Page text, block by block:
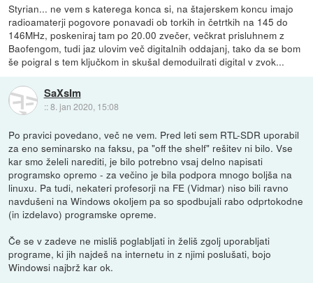
Styrian... ne vem s katerega konca si, na štajerskem koncu imajo
radioamaterji pogovore ponavadi ob torkih in četrtkih na 145 do
146MHz, poskeniraj tam po 20.00 zvečer, večkrat prisluhnem z
Baofengom, tudi jaz ulovim več digitalnih oddajanj, tako da se bom
še poigral s tem ključkom in skušal demoduilrati digital v zvok...
SaXsIm
::8. jan 2020, 15:08
Po pravici povedano, več ne vem. Pred leti sem RTL-SDR uporabil
za eno seminarsko na faksu, pa "off the shelf" rešitev ni bilo. Vse
kar smo želeli narediti, je bilo potrebno vsaj delno napisati
programsko opremo - za večino je bila podpora mnogo boljša na
linuxu. Pa tudi, nekateri profesorji na FE (Vidmar) niso bili ravno
navdušeni na Windows okoljem pa so spodbujali rabo odprtokodne
(in izdelavo) programske opreme.
Če se v zadeve ne misliš poglabljati in želiš zgolj uporabljati
programe, ki jih najdeš na internetu in z njimi poslušati, bojo
Windowsi najbrž kar ok.